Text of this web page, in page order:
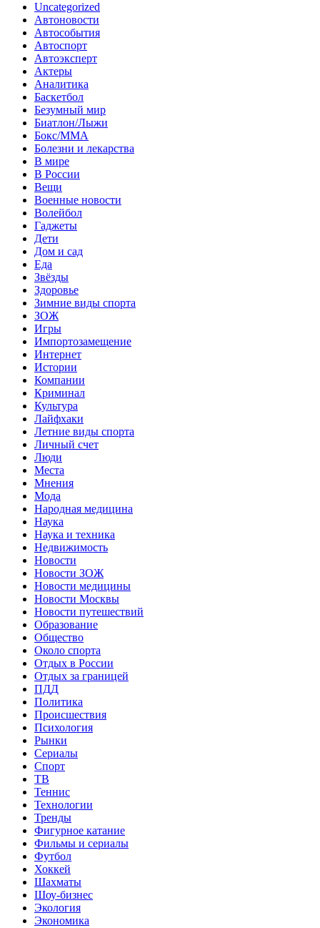
Uncategorized
Автоновости
Автособытия
Автоспорт
Автоэксперт
Актеры
Аналитика
Баскетбол
Безумный мир
Биатлон/Лыжи
Бокс/MMA
Болезни и лекарства
В мире
В России
Вещи
Военные новости
Волейбол
Гаджеты
Дети
Дом и сад
Еда
Звёзды
Здоровье
Зимние виды спорта
ЗОЖ
Игры
Импортозамещение
Интернет
Истории
Компании
Криминал
Культура
Лайфхаки
Летние виды спорта
Личный счет
Люди
Места
Мнения
Мода
Народная медицина
Наука
Наука и техника
Недвижимость
Новости
Новости ЗОЖ
Новости медицины
Новости Москвы
Новости путешествий
Образование
Общество
Около спорта
Отдых в России
Отдых за границей
ПДД
Политика
Происшествия
Психология
Рынки
Сериалы
Спорт
ТВ
Теннис
Технологии
Тренды
Фигурное катание
Фильмы и сериалы
Футбол
Хоккей
Шахматы
Шоу-бизнес
Экология
Экономика